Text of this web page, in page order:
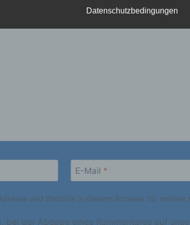
wird nicht veröffentlicht.
E-Mail *
und Website in diesem Browser für meinen
bei der Abgabe eines Kommentares auf
ausgeführte Vorgang oder jede solche
das Erfassen, die Organisation, das Ordnen,
Anpassung oder Veränderung, das Auslesen,
Verwendung, die Offenlegung durch
Verknüpfung, die Einschränkung, das Löschen
Datenschutzbedingungen